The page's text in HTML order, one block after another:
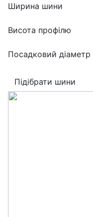
Ширина шини
Висота профілю
Посадковий діаметр
Підібрати шини